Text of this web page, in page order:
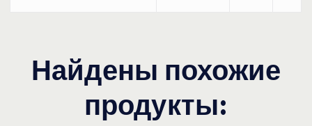
Найдены похожие
продукты: